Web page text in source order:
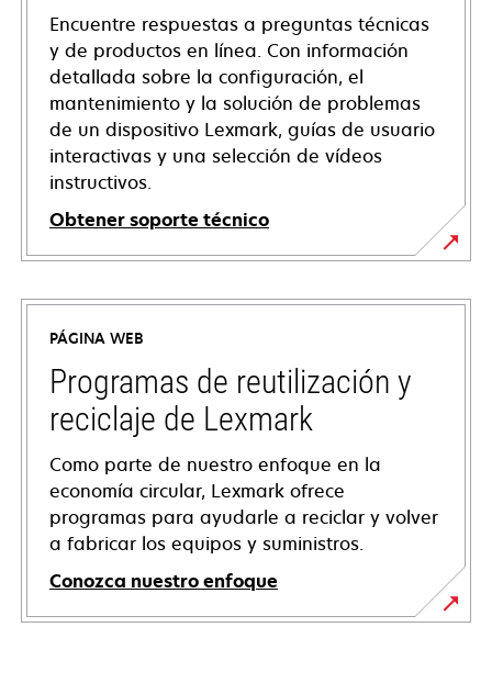
Encuentre respuestas a preguntas técnicas
y de productos en línea. Con información
detallada sobre la configuración, el
mantenimiento y la solución de problemas
de un dispositivo Lexmark, guías de usuario
interactivas y una selección de vídeos
instructivos.
Obtener soporte técnico
se
abre
una
pestaña
nueva
PÁGINA WEB
Programas de reutilización y
reciclaje de Lexmark
Como parte de nuestro enfoque en la
economía circular, Lexmark ofrece
programas para ayudarle a reciclar y volver
a fabricar los equipos y suministros.
Conozca nuestro enfoque